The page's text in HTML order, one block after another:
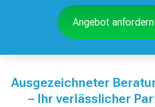
Angebot anfordern
Ausgezeichneter
– Ihr verlässlicher